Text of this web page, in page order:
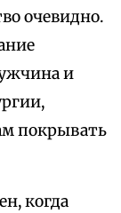
очевидно.
и
покрывать
когда